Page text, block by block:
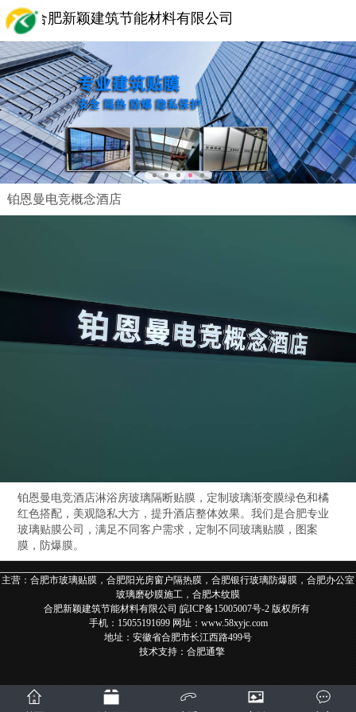
合肥新颖建筑节能材料有限公司
铂恩曼电竞概念酒店
铂恩曼电竞酒店淋浴房玻璃隔断贴膜，定制玻璃渐变膜绿色和橘
红色搭配，美观隐私大方，提升酒店整体效果。我们是合肥专业
玻璃贴膜公司，满足不同客户需求，定制不同玻璃贴膜，图案
膜，防爆膜。
主营：合肥市玻璃贴膜，合肥阳光房窗户隔热膜，合肥银行玻璃防爆膜，合肥办公室
玻璃磨砂膜施工，合肥木纹膜
合肥新颖建筑节能材料有限公司 皖ICP备15005007号-2 版权所有
手机： 15055191699网址： www.58xyjc.com
地址：安徽省合肥市长江西路499号
技术支持： 合肥通擎